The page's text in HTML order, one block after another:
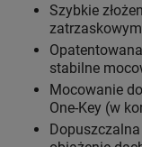
Szybkie
stabilne
Mocowanie
One-Key (w